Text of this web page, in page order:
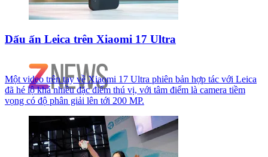
Dấu ấn Leica trên Xiaomi 17 Ultra
Một video trên tay về Xiaomi 17 Ultra phiên bản hợp tác với Leica
đã hé lộ khá nhiều đặc điểm thú vị, với tâm điểm là camera tiềm
vọng có độ phân giải lên tới 200 MP.